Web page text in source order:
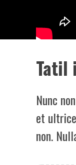
Tatil
Nunc
et
non.